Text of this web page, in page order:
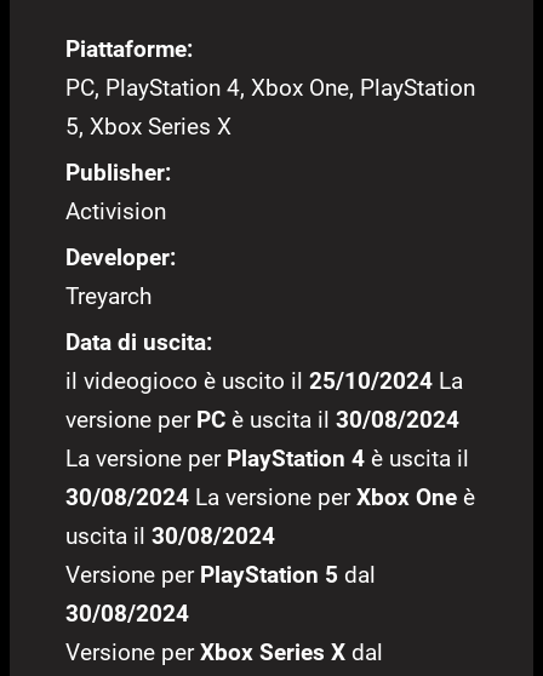
Piattaforme:
PC, PlayStation 4, Xbox One, PlayStation
5, Xbox Series X
Publisher:
Activision
Developer:
Treyarch
Data di uscita:
il videogioco è uscito il 25/10/2024 La
versione per PC è uscita il 30/08/2024
La versione per PlayStation 4 è uscita il
30/08/2024 La versione perXbox One è
uscita il 30/08/2024
Versione per PlayStation 5 dal
30/08/2024
Versione perXbox Series X dal